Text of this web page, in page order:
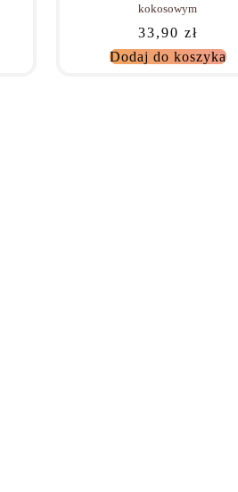
kokosowym
33,90 zł
Dodaj do koszyka